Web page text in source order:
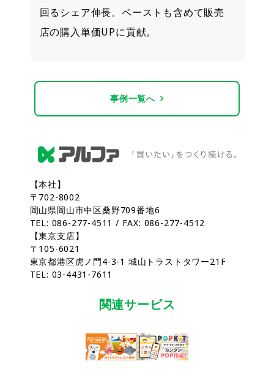
回るシェア伸長。ペーストも含めて販売
店の購入単価UPに貢献。
事例一覧へ
【本社】
〒702-8002
岡山県岡山市中区桑野709番地6
TEL: 086-277-4511 / FAX: 086-277-4512
【東京支店】
〒105-6021
東京都港区虎ノ門4-3-1 城山トラストタワー21F
TEL: 03-4431-7611
関連サービス